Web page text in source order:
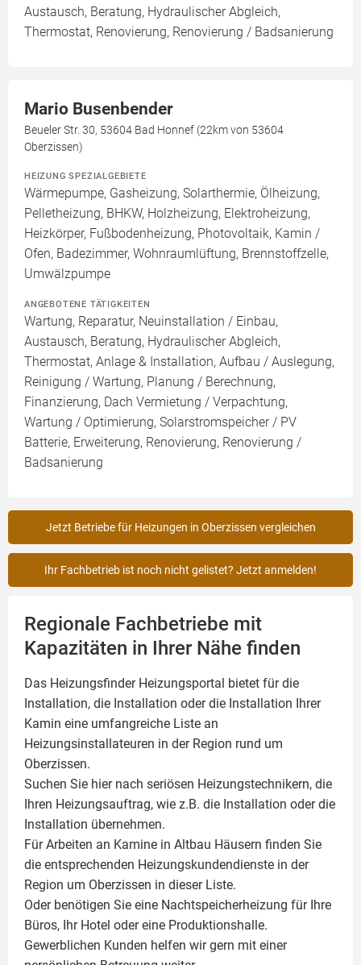
Austausch, Beratung, Hydraulischer Abgleich,
Thermostat, Renovierung, Renovierung / Badsanierung
Mario Busenbender
Beueler Str. 30, 53604 Bad Honnef (22km von 53604
Oberzissen)
HEIZUNG SPEZIALGEBIETE
Wärmepumpe, Gasheizung, Solarthermie, Ölheizung,
Pelletheizung, BHKW, Holzheizung, Elektroheizung,
Heizkörper, Fußbodenheizung, Photovoltaik, Kamin /
Ofen, Badezimmer, Wohnraumlüftung, Brennstoffzelle,
Umwälzpumpe
ANGEBOTENE TÄTIGKEITEN
Wartung, Reparatur, Neuinstallation / Einbau,
Austausch, Beratung, Hydraulischer Abgleich,
Thermostat, Anlage & Installation, Aufbau / Auslegung,
Reinigung / Wartung, Planung / Berechnung,
Finanzierung, Dach Vermietung / Verpachtung,
Wartung / Optimierung, Solarstromspeicher / PV
Batterie, Erweiterung, Renovierung, Renovierung /
Badsanierung
Jetzt Betriebe für Heizungen in Oberzissen vergleichen
Ihr Fachbetrieb ist noch nicht gelistet? Jetzt anmelden!
Regionale Fachbetriebe mit
Kapazitäten in Ihrer Nähe finden
Das Heizungsfinder Heizungsportal bietet für die
Installation, die Installation oder die Installation Ihrer
Kamin eine umfangreiche Liste an
Heizungsinstallateuren in der Region rund um
Oberzissen.
Suchen Sie hier nach seriösen Heizungstechnikern, die
Ihren Heizungsauftrag, wie z.B. die Installation oder die
Installation übernehmen.
Für Arbeiten an Kamine in Altbau Häusern finden Sie
die entsprechenden Heizungskundendienste in der
Region um Oberzissen in dieser Liste.
Oder benötigen Sie eine Nachtspeicherheizung für Ihre
Büros, Ihr Hotel oder eine Produktionshalle.
Gewerblichen Kunden helfen wir gern mit einer